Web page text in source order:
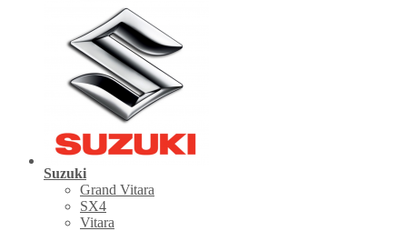
Suzuki
Grand Vitara
SX4
Vitara